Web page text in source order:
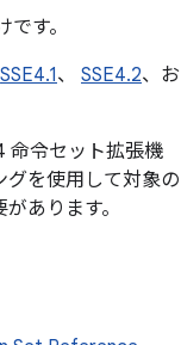
す。
SSE4.1、 SSE4.2、お
命令セット拡張機
を使用して対象の
あります。